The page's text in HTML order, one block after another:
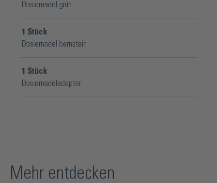
Dosiernadel grün
1 Stück
Dosiernadel bernstein
1 Stück
Dosiernadeladapter
Mehr entdecken